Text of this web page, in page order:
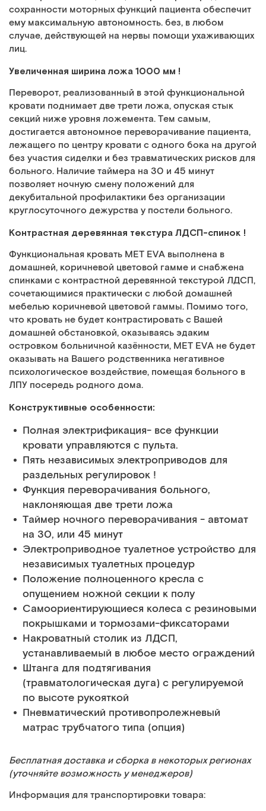
сохранности моторных функций пациента обеспечит
ему максимальную автономность. без, в любом
случае, действующей на нервы помощи ухаживающих
лиц.
Увеличенная ширина ложа 1000 мм !
Переворот, реализованный в этой функциональной
кровати поднимает две трети ложа, опуская стык
секций ниже уровня ложемента. Тем самым,
достигается автономное переворачивание пациента,
лежащего по центру кровати с одного бока на другой
без участия сиделки и без травматических рисков для
больного. Наличие таймера на 30 и 45 минут
позволяет ночную смену положений для
декубитальной профилактики без организации
круглосуточного дежурства у постели больного.
Контрастная деревянная текстура ЛДСП-спинок !
Функциональная кровать МЕТ EVA выполнена в
домашней, коричневой цветовой гамме и снабжена
спинками с контрастной деревянной текстурой ЛДСП,
сочетающимися практически с любой домашней
мебелью коричневой цветовой гаммы. Помимо того,
что кровать не будет контрастировать с Вашей
домашней обстановкой, оказываясь эдаким
островком больничной казённости, MET EVA не будет
оказывать на Вашего родственника негативное
психологическое воздействие, помещая больного в
ЛПУ посередь родного дома.
Конструктивные особенности:
Полная электрификация- все функции
кровати управляются с пульта.
Пять независимых электроприводов для
раздельных регулировок !
Функция переворачивания больного,
наклоняющая две трети ложа
Таймер ночного переворачивания - автомат
на 30, или 45 минут
Электроприводное туалетное устройство для
независимых туалетных процедур
Положение полноценного кресла с
опущением ножной секции к полу
Самоориентирующиеся колеса с резиновыми
покрышками и тормозами-фиксаторами
Накроватный столик из ЛДСП,
устанавливаемый в любое место ограждений
Штанга для подтягивания
(травматологическая дуга) с регулируемой
по высоте рукояткой
Пневматический противопролежневый
матрас трубчатого типа (опция)
Бесплатная доставка и сборка в некоторых регионах
(уточняйте возможность у менеджеров)
Информация для транспортировки товара: